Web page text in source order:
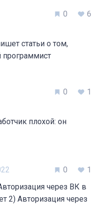
0 1
плохой: он
0
1
через ВК в
2) Авторизация через
0 6
статьи о том,